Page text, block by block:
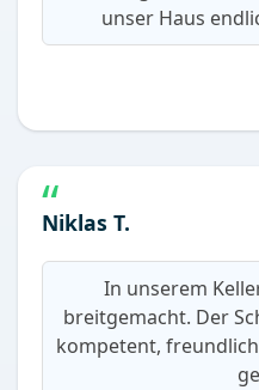
unser Haus
Niklas T.
In unserem
breitgemacht. Der
kompetent,